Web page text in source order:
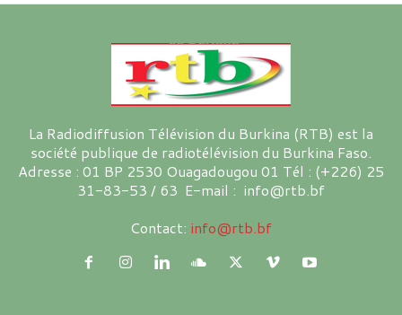
La Radiodiffusion Télévision du Burkina (RTB) est la
société publique de radiotélévision du Burkina Faso.
Adresse : 01 BP 2530 Ouagadougou 01 Tél : (+226) 25
31-83-53 / 63 E-mail : info@rtb.bf
Contact: info@rtb.bf